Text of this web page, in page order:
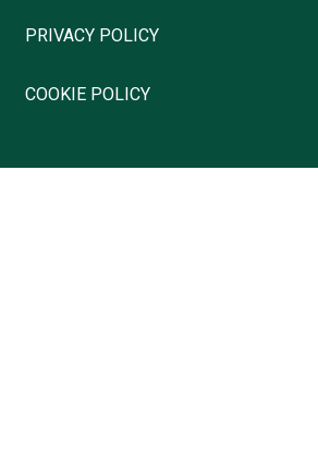
PRIVACY POLICY
COOKIE POLICY